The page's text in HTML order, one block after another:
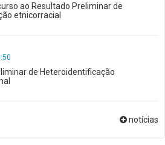
ao Resultado Preliminar de
etnicorracial
de Heteroidentificação
notícias